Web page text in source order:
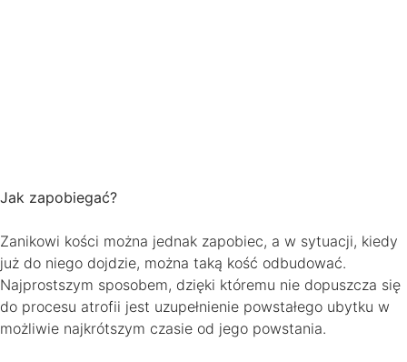
Jak zapobiegać?
Zanikowi kości można jednak zapobiec, a w sytuacji, kiedy
już do niego dojdzie, można taką kość odbudować.
Najprostszym sposobem, dzięki któremu nie dopuszcza się
do procesu atrofii jest uzupełnienie powstałego ubytku w
możliwie najkrótszym czasie od jego powstania.